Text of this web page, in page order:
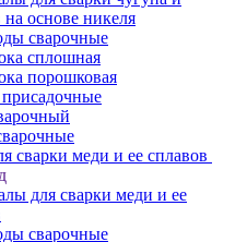
на основе никеля
сварочные
сплошная
порошковая
сварки меди и ее сплавов
для сварки меди и ее
сварочные